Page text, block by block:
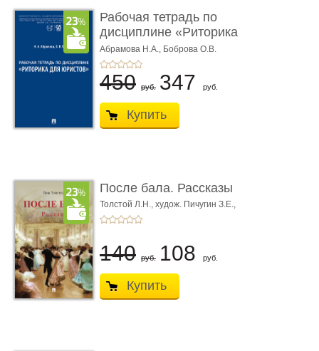
Рабочая тетрадь по
дисциплине «Риторика
для ю� ...
Абрамова Н.А., Боброва О.В.
450 руб. 347 руб.
Купить
После бала. Рассказы
Толстой Л.Н., худож. Пичугин З.Е.,
худож. Лебедев А.И.,
140 руб. 108 руб.
Купить